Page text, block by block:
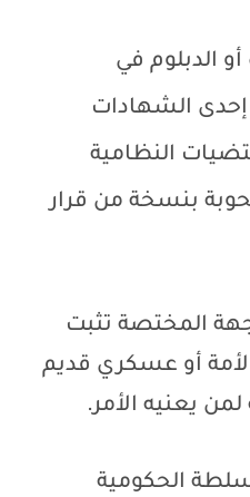
الدبلوم في
الشهادات
النظامية
بنسخة من قرار
المختصة تثبت
أو عسكري قديم
يعنيه الأمر.
الحكومية